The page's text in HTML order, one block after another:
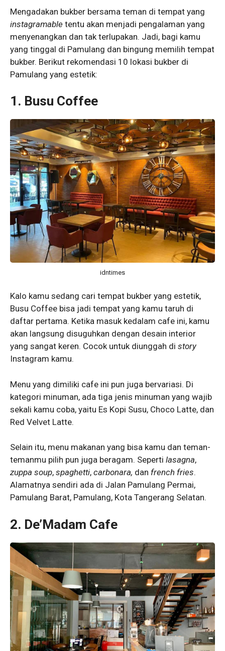
Mengadakan bukber bersama teman di tempat yang
instagramable tentu akan menjadi pengalaman yang
menyenangkan dan tak terlupakan. Jadi, bagi kamu
yang tinggal di Pamulang dan bingung memilih tempat
bukber. Berikut rekomendasi 10 lokasi bukber di
Pamulang yang estetik:
1. Busu Coffee
idntimes
Kalo kamu sedang cari tempat bukber yang estetik,
Busu Coffee bisa jadi tempat yang kamu taruh di
daftar pertama. Ketika masuk kedalam cafe ini, kamu
akan langsung disuguhkan dengan desain interior
yang sangat keren. Cocok untuk diunggah di story
Instagram kamu.
Menu yang dimiliki cafe ini pun juga bervariasi. Di
kategori minuman, ada tiga jenis minuman yang wajib
sekali kamu coba, yaitu Es Kopi Susu, Choco Latte, dan
Red Velvet Latte.
Selain itu, menu makanan yang bisa kamu dan teman-
temanmu pilih pun juga beragam. Seperti lasagna,
zuppa soup, spaghetti, carbonara, dan french fries.
Alamatnya sendiri ada di Jalan Pamulang Permai,
Pamulang Barat, Pamulang, Kota Tangerang Selatan.
2. De’Madam Cafe